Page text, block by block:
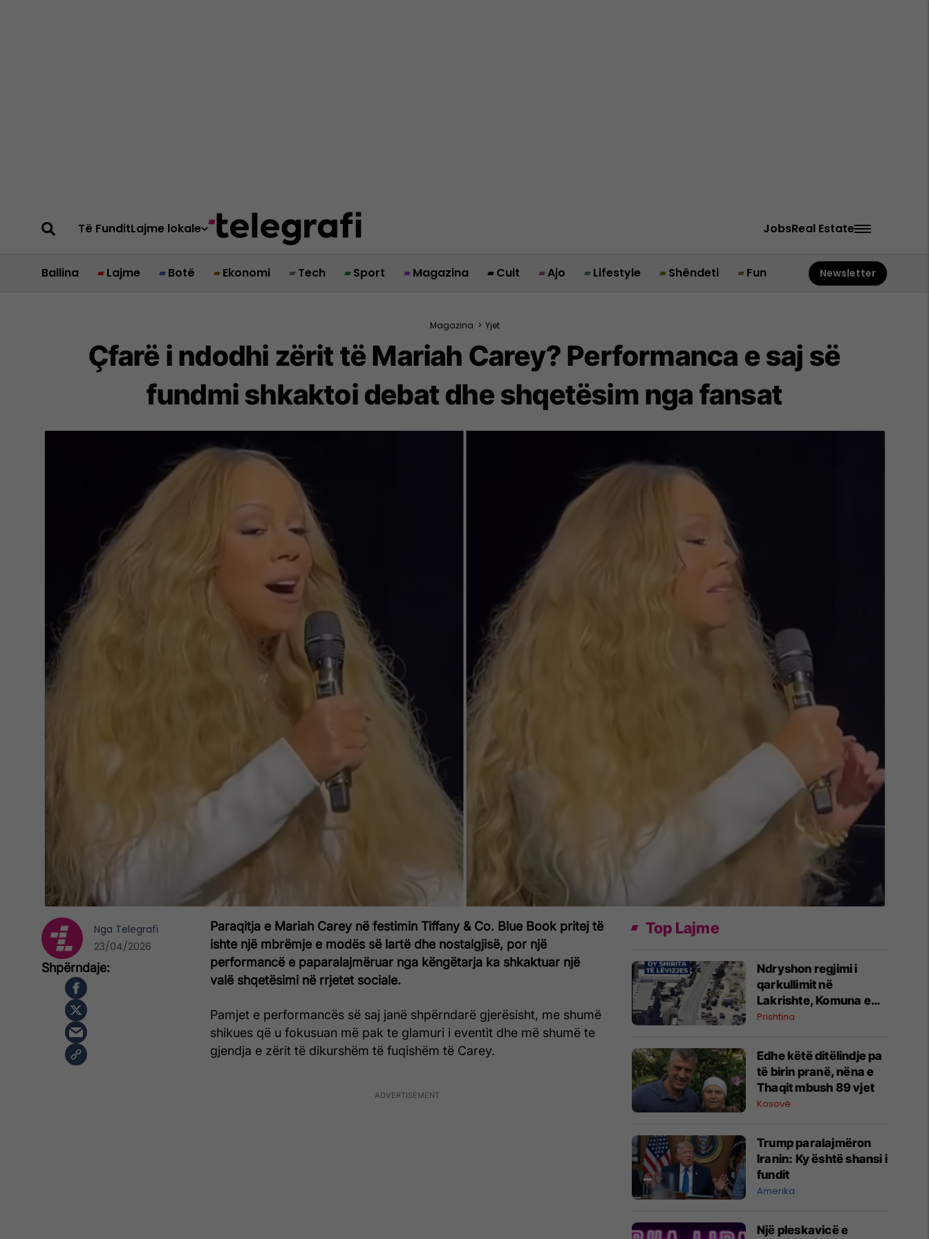
Të FunditLajme lokale JobsReal Estate
Ballina Lajme Botë Ekonomi Tech Sport Magazina Cult Ajo Lifestyle Shëndeti Fun Newsletter
Magazina > Yjet
Çfarë i ndodhi zërit të Mariah Carey? Performanca e saj së
fundmi shkaktoi debat dhe shqetësim nga fansat
Paraqitja e Mariah Carey në festimin Tiffany & Co. Blue Book pritej të
ishte një mbrëmje e modës së lartë dhe nostalgjisë, por një
performancë e paparalajmëruar nga këngëtarja ka shkaktuar një
valë shqetësimi në rrjetet sociale.
Pamjet e performancës së saj janë shpërndarë gjerësisht, me shumë
shikues që u fokusuan më pak te glamuri i eventit dhe më shumë te
gjendja e zërit të dikurshëm të fuqishëm të Carey.
Nga Telegrafi
23/04/2026
Top Lajme
Ndryshon regjimi i
qarkullimit në
Lakrishte, Komuna e
Prishtinës ofron
Prishtina
Edhe këtë ditëlindje pa
të birin pranë, nëna e
Thaqit mbush 89 vjet
Kosovë
Trump paralajmëron
Iranin: Ky është shansi i
fundit
Amerika
Një pleskavicë e